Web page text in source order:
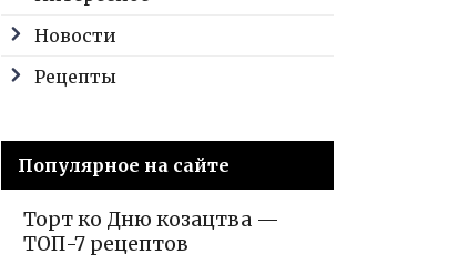
Новости
Рецепты
Популярное на сайте
Торт ко Дню козацтва —
ТОП-7 рецептов